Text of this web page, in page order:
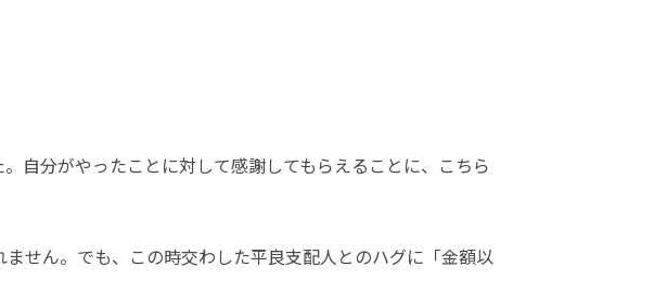
自分がやったことに対して感謝してもらえることに、こちら
せん。でも、この時交わした平良支配人とのハグに「金額以